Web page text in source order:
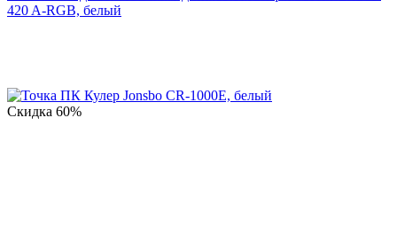
420 A-RGB, белый
Скидка 60%